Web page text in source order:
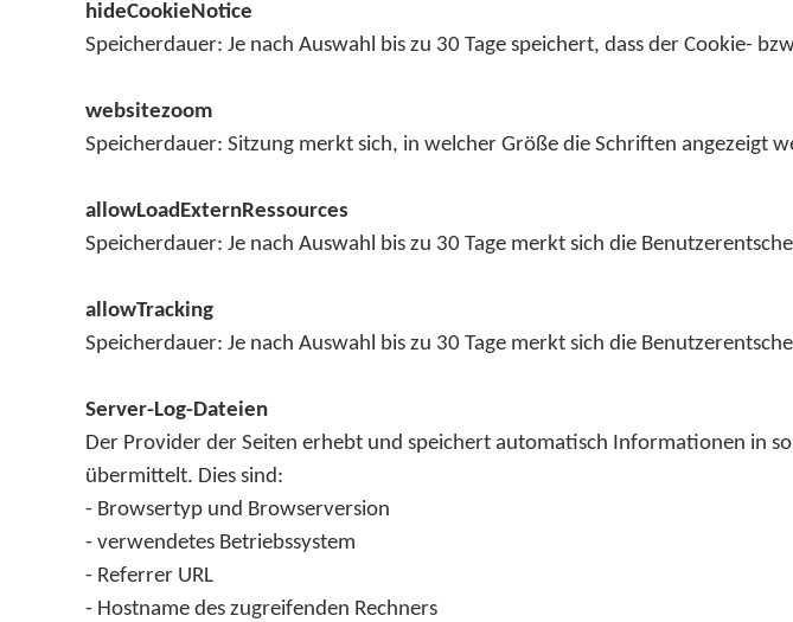
hideCookieNotice
Speicherdauer: Je nach Auswahl bis zu 30 Tage speichert, dass der Cookie-
websitezoom
Speicherdauer: Sitzung merkt sich, in welcher Größe die Schriften angezeigt
allowLoadExternRessources
Speicherdauer: Je nach Auswahl bis zu 30 Tage merkt sich die
allowTracking
Speicherdauer: Je nach Auswahl bis zu 30 Tage merkt sich die
Server-Log-Dateien
Der Provider der Seiten erhebt und speichert automatisch Informationen in
übermittelt. Dies sind:
- Browsertyp und Browserversion
- verwendetes Betriebssystem
- Referrer URL
- Hostname des zugreifenden Rechners